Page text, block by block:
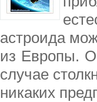
астроида
из Европы.
случае
никаких